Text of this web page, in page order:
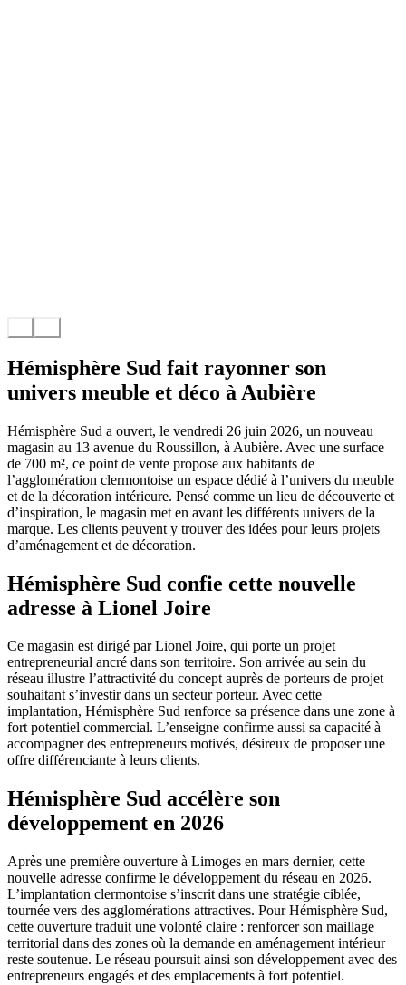
Hémisphère Sud fait rayonner son
univers meuble et déco à Aubière
Hémisphère Sud a ouvert, le vendredi 26 juin 2026, un nouveau
magasin au 13 avenue du Roussillon, à Aubière. Avec une surface
de 700 m², ce point de vente propose aux habitants de
l’agglomération clermontoise un espace dédié à l’univers du meuble
et de la décoration intérieure. Pensé comme un lieu de découverte et
d’inspiration, le magasin met en avant les différents univers de la
marque. Les clients peuvent y trouver des idées pour leurs projets
d’aménagement et de décoration.
Hémisphère Sud confie cette nouvelle
adresse à Lionel Joire
Ce magasin est dirigé par Lionel Joire, qui porte un projet
entrepreneurial ancré dans son territoire. Son arrivée au sein du
réseau illustre l’attractivité du concept auprès de porteurs de projet
souhaitant s’investir dans un secteur porteur. Avec cette
implantation, Hémisphère Sud renforce sa présence dans une zone à
fort potentiel commercial. L’enseigne confirme aussi sa capacité à
accompagner des entrepreneurs motivés, désireux de proposer une
offre différenciante à leurs clients.
Hémisphère Sud accélère son
développement en 2026
Après une première ouverture à Limoges en mars dernier, cette
nouvelle adresse confirme le développement du réseau en 2026.
L’implantation clermontoise s’inscrit dans une stratégie ciblée,
tournée vers des agglomérations attractives. Pour Hémisphère Sud,
cette ouverture traduit une volonté claire : renforcer son maillage
territorial dans des zones où la demande en aménagement intérieur
reste soutenue. Le réseau poursuit ainsi son développement avec des
entrepreneurs engagés et des emplacements à fort potentiel.